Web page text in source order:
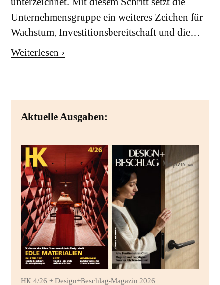
Unternehmensgruppe ein weiteres Zeichen für
Wachstum, Investitionsbereitschaft und die…
Weiterlesen ›
Aktuelle Ausgaben:
HK 4/26 + Design+Beschlag-Magazin 2026